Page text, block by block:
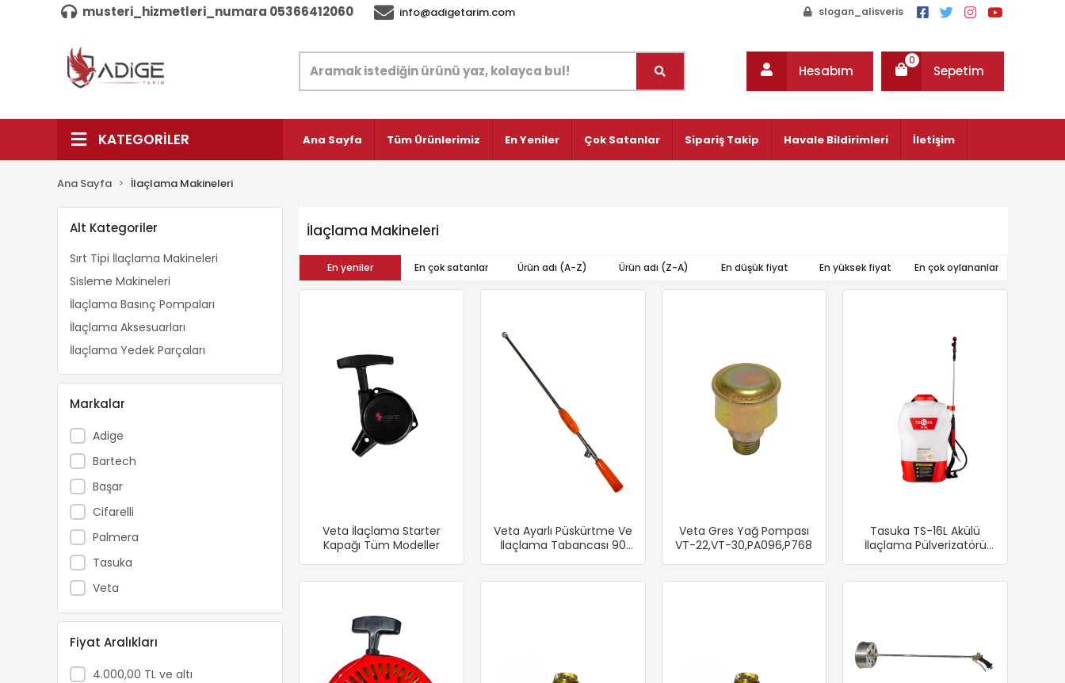
musteri_hizmetleri_numara 05366412060 info@adigetarim.com slogan_alisveris
Hesabım Sepetim
0
KATEGORİLER Ana Sayfa Tüm Ürünlerimiz En Yeniler Çok Satanlar Sipariş Takip Havale Bildirimleri İletişim
Ana Sayfa İlaçlama Makineleri
Alt Kategoriler
Sırt Tipi İlaçlama Makineleri
Sisleme Makineleri
İlaçlama Basınç Pompaları
İlaçlama Aksesuarları
İlaçlama Yedek Parçaları
Markalar
Adige
Bartech
Başar
Cifarelli
Palmera
Tasuka
Veta
Fiyat Aralıkları
4.000,00 TL ve altı
İlaçlama Makineleri
En yeniler En çok satanlar Ürün adı (A-Z) Ürün adı (Z-A) En düşük fiyat En yüksek fiyat En çok oylananlar
Veta İlaçlama Starter
Kapağı Tüm Modeller
Veta Ayarlı Püskürtme Ve
İlaçlama Tabancası 90
Veta Gres Yağ Pompası
VT-22,VT-30,PA096,P768
Tasuka TS-16L Akülü
İlaçlama Pülverizatörü